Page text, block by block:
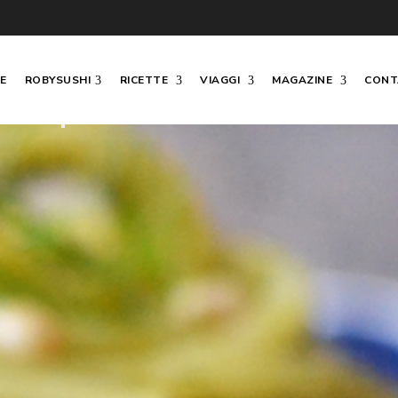
ROBYSUSHI RICETTE VIAGGI MAGAZINE